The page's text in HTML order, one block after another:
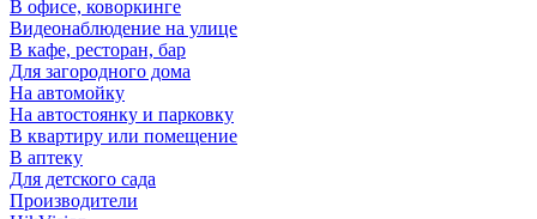
В офисе, коворкинге
Видеонаблюдение на улице
В кафе, ресторан, бар
Для загородного дома
На автомойку
На автостоянку и парковку
В квартиру или помещение
В аптеку
Для детского сада
Производители